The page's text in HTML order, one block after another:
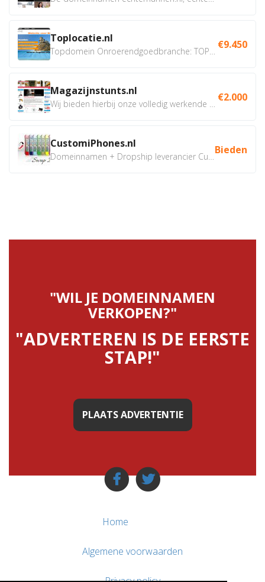
Toplocatie.nl €9.450
Magazijnstunts.nl €2.000
CustomiPhones.nl Bieden
"WIL JE DOMEINNAMEN
VERKOPEN?"
"ADVERTEREN IS DE EERSTE
STAP!"
PLAATS ADVERTENTIE
Home
Algemene voorwaarden